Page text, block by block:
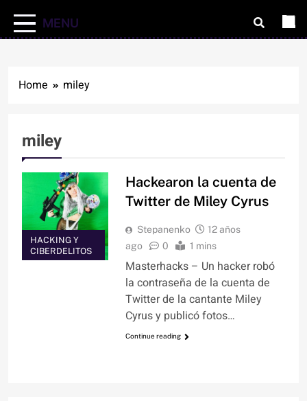
MENU
Home miley
miley
HACKING Y
CIBERDELITOS
Hackearon la cuenta de
Twitter de Miley Cyrus
Stepanenko
12 años
ago
0 1 mins
Masterhacks – Un hacker robó
la contraseña de la cuenta de
Twitter de la cantante Miley
Cyrus y publicó fotos…
Continue reading